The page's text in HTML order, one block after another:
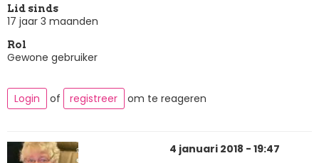
Lid sinds
17 jaar 3 maanden
Rol
Gewone gebruiker
Login of registreer om te reageren
4 januari 2018 - 19:47